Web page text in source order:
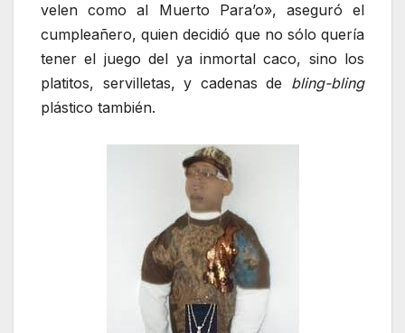
velen como al Muerto Para’o», aseguró el
cumpleañero, quien decidió que no sólo quería
tener el juego del ya inmortal caco, sino los
platitos, servilletas, y cadenas de bling-bling
plástico también.